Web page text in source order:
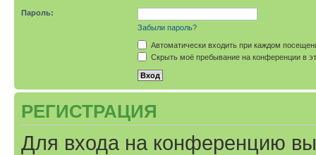
Пароль:
Забыли пароль?
Автоматически входить при каждом
Скрыть моё пребывание на конференции в
РЕГИСТРАЦИЯ
Для входа на конференцию